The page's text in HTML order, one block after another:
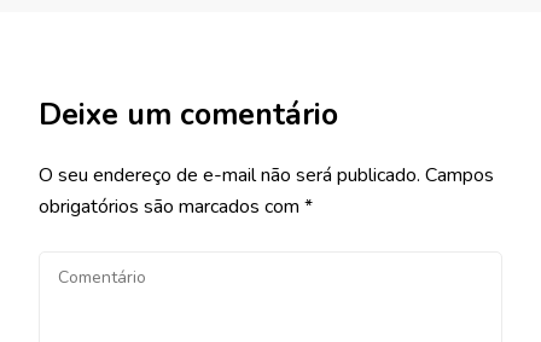
Deixe um comentário
O seu endereço de e-mail não será publicado. Campos
obrigatórios são marcados com *